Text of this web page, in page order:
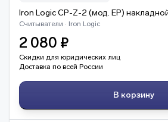
Iron Logic CP-Z-2 (мод. EP)
Считыватели · Iron Logic
2 080 ₽
Скидки для юридических лиц
Доставка по всей России
В корзину